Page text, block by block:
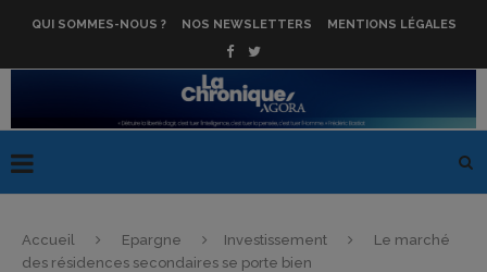
QUI SOMMES-NOUS ? NOS NEWSLETTERS MENTIONS LÉGALES
Accueil Epargne Investissement
Le marché
des résidences secondaires se porte bien